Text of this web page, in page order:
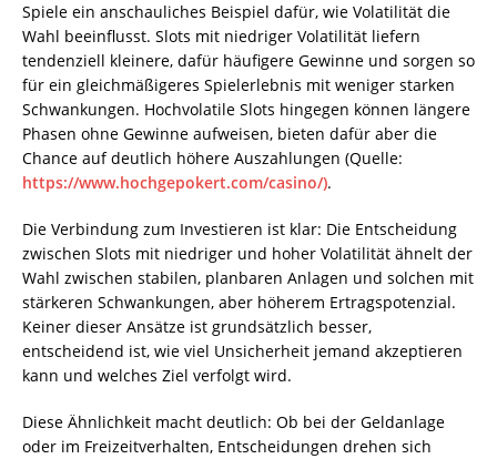
Spiele ein anschauliches Beispiel dafür, wie Volatilität die
Wahl beeinflusst. Slots mit niedriger Volatilität liefern
tendenziell kleinere, dafür häufigere Gewinne und sorgen so
für ein gleichmäßigeres Spielerlebnis mit weniger starken
Schwankungen. Hochvolatile Slots hingegen können längere
Phasen ohne Gewinne aufweisen, bieten dafür aber die
Chance auf deutlich höhere Auszahlungen (Quelle:
https://www.hochgepokert.com/casino/).
Die Verbindung zum Investieren ist klar: Die Entscheidung
zwischen Slots mit niedriger und hoher Volatilität ähnelt der
Wahl zwischen stabilen, planbaren Anlagen und solchen mit
stärkeren Schwankungen, aber höherem Ertragspotenzial.
Keiner dieser Ansätze ist grundsätzlich besser,
entscheidend ist, wie viel Unsicherheit jemand akzeptieren
kann und welches Ziel verfolgt wird.
Diese Ähnlichkeit macht deutlich: Ob bei der Geldanlage
oder im Freizeitverhalten, Entscheidungen drehen sich